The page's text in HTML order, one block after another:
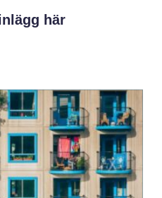
här